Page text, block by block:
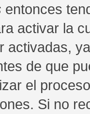
entonces
activar la
activadas,
de que
el
Si no